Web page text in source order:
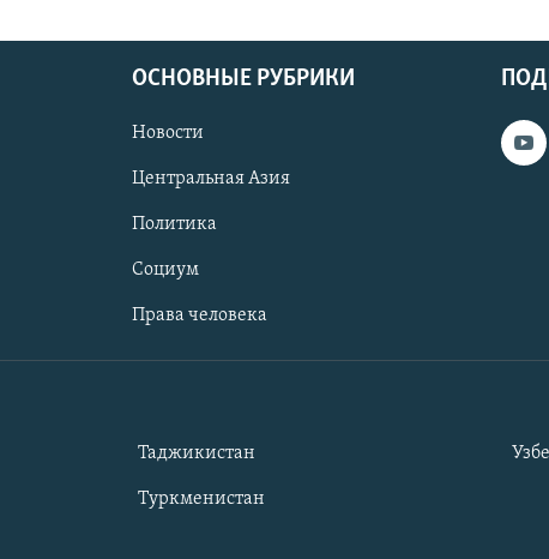
ОСНОВНЫЕ РУБРИКИ
Новости
Центральная Азия
Политика
Социум
Права человека
Таджикистан
Туркменистан